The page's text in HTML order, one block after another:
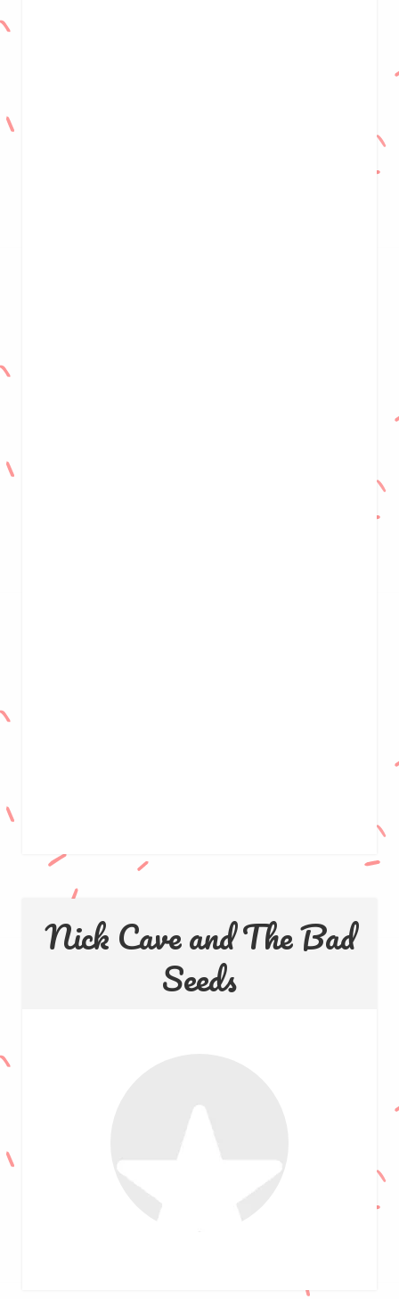
Nick Cave and The Bad
Seeds